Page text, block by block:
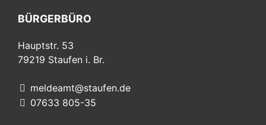
BÜRGERBÜRO
Hauptstr. 53
79219 Staufen i. Br.
meldeamt@staufen.de
07633 805-35